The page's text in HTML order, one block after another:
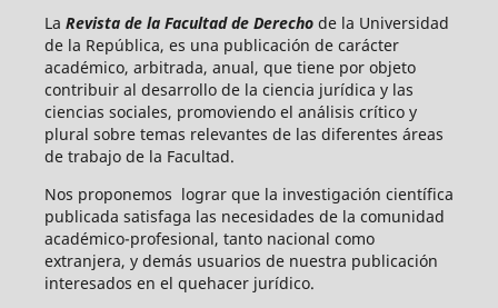
La Revista de la Facultad de Derecho de la Universidad
de la República, es una publicación de carácter
académico, arbitrada, anual, que tiene por objeto
contribuir al desarrollo de la ciencia jurídica y las
ciencias sociales, promoviendo el análisis crítico y
plural sobre temas relevantes de las diferentes áreas
de trabajo de la Facultad.
Nos proponemos lograr que la investigación científica
publicada satisfaga las necesidades de la comunidad
académico-profesional, tanto nacional como
extranjera, y demás usuarios de nuestra publicación
interesados en el quehacer jurídico.